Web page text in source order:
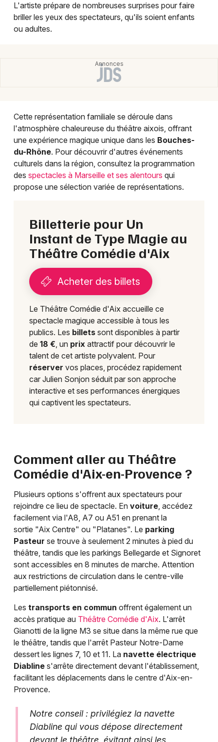
Mon email
Je m'abonne
L'artiste prépare de nombreuses surprises pour faire
briller les yeux des spectateurs, qu'ils soient enfants
ou adultes.
Cette représentation familiale se déroule dans
l'atmosphère chaleureuse du théâtre aixois, offrant
une expérience magique unique dans les Bouches-
du-Rhône. Pour découvrir d'autres événements
culturels dans la région, consultez la programmation
des spectacles à Marseille et ses alentours qui
propose une sélection variée de représentations.
Billetterie pour Un
Instant de Type Magie au
Théâtre Comédie d'Aix
Acheter des billets
Le Théâtre Comédie d'Aix accueille ce
spectacle magique accessible à tous les
publics. Les billets sont disponibles à partir
de 18 €, un prix attractif pour découvrir le
talent de cet artiste polyvalent. Pour
réserver vos places, procédez rapidement
car Julien Sonjon séduit par son approche
interactive et ses performances énergiques
qui captivent les spectateurs.
Comment aller au Théâtre
Comédie d'Aix-en-Provence ?
Plusieurs options s'offrent aux spectateurs pour
rejoindre ce lieu de spectacle. En voiture, accédez
facilement via l'A8, A7 ou A51 en prenant la
sortie "Aix Centre" ou "Platanes". Le parking
Pasteur se trouve à seulement 2 minutes à pied du
théâtre, tandis que les parkings Bellegarde et Signoret
sont accessibles en 8 minutes de marche. Attention
aux restrictions de circulation dans le centre-ville
partiellement piétonnisé.
Les transports en commun offrent également un
accès pratique au Théâtre Comédie d'Aix. L'arrêt
Gianotti de la ligne M3 se situe dans la même rue que
le théâtre, tandis que l'arrêt Pasteur Notre-Dame
dessert les lignes 7, 10 et 11. La navette électrique
Diabline s'arrête directement devant l'établissement,
facilitant les déplacements dans le centre d'Aix-en-
Provence.
Notre conseil : privilégiez la navette
Diabline qui vous dépose directement
devant le théâtre, évitant ainsi les